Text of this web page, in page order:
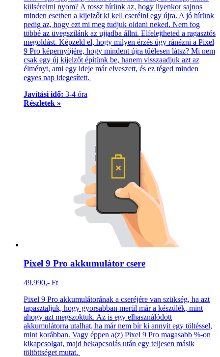
külsérelmi nyom? A rossz hírünk az, hogy ilyenkor sajnos
minden esetben a kijelzőt ki kell cserélni egy újra. A jó hírünk
pedig az, hogy ezt mi meg tudjuk oldani neked. Nem fog
többé az üvegszilánk az ujjadba állni. Elfelejtheted a ragasztós
megoldást. Képzeld el, hogy milyen érzés úgy ránézni a Pixel
9 Pro képernyőjére, hogy mindent újra tűélesen látsz? Mi nem
csak egy új kijelzőt építünk be, hanem visszaadjuk azt az
élményt, ami egy ideje már elveszett, és ez téged minden
egyes nap idegesített.
Javítási idő: 3-4 óra
Részletek »
Pixel 9 Pro akkumulátor csere
49.990,- Ft
Pixel 9 Pro akkumulátorának a cseréjére van szükség, ha azt
tapasztaljuk, hogy gyorsabban merül már a készülék, mint
ahogy azt megszoktuk. Az is egy elhasználódott
akkumulátorra utalhat, ha már nem bír ki annyit egy töltéssel,
mint korábban. Vagy éppen a(z) Pixel 9 Pro magasabb %-on
kikapcsolgat, majd bekapcsolás után egy teljesen másik
töltöttséget mutat.